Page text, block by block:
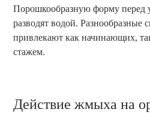
Порошкообразную форму перед
разводят водой. Разнообразные
привлекают как начинающих,
стажем.
Действие жмыха на